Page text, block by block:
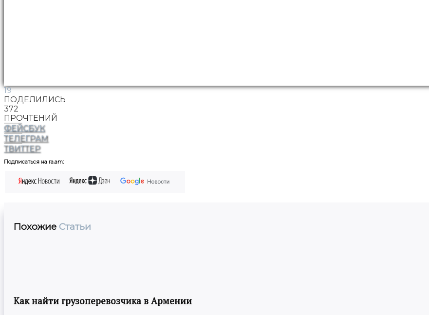
19
ПОДЕЛИЛИСЬ
372
ПРОЧТЕНИЙ
ФЕЙСБУК
ТЕЛЕГРАМ
ТВИТТЕР
Подписаться на ra.am:
Похожие Статьи
Как найти грузоперевозчика в Армении